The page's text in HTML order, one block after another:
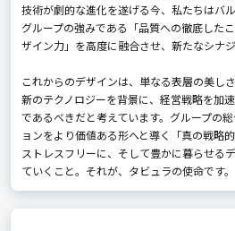
技術が劇的な進化を遂げる今、私たちはバ
グループの強みである「品質への徹底した
ザイン力」を高度に融合させ、新たなシナ
これからのデザインは、単なる表層の美し
新のテクノロジーを背景に、経営戦略を加
であるべきだと考えています。グループの
ョンをより価値ある形へと導く「真の戦略
ストレスフリーに、そして豊かに暮らせる
ていくこと。それが、タビュラの使命です。